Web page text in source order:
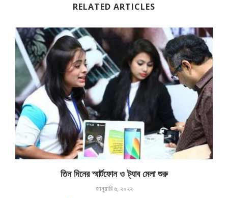
RELATED ARTICLES
তিন দিনের স্মার্টফোন ও ট্যাব মেলা শুরু
জানুয়ারি ৬, ২০২২